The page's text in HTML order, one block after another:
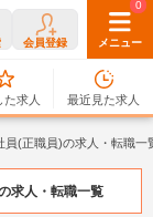
会員登録 メニュー
0
た求人
0
最近見た求人
員(正職員)の求人・転職一
求人・転職一覧